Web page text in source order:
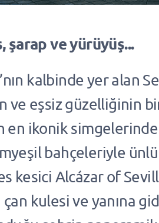
şarap ve yürüyüş...
kalbinde yer alan
ve eşsiz güzelliğinin
en ikonik
bahçeleriyle ünlü
kesici Alcázar of
kulesi ve yanına